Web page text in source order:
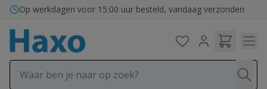
Ga naar de inhoud
Op werkdagen voor 15:00 uur besteld, vandaag verzonden